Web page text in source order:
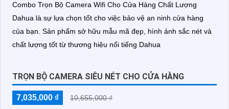
Combo Trọn Bộ Camera Wifi Cho Cửa Hàng Chất Lượng
Dahua là sự lựa chọn tốt cho việc bảo vệ an ninh cửa hàng
của bạn. Sản phẩm sở hữu mẫu mã đẹp, hình ảnh sắc nét và
chất lượng tốt từ thương hiệu nổi tiếng Dahua
TRỌN BỘ CAMERA SIÊU NÉT CHO CỬA HÀNG
7,035,000 ₫ 10,655,000 ₫